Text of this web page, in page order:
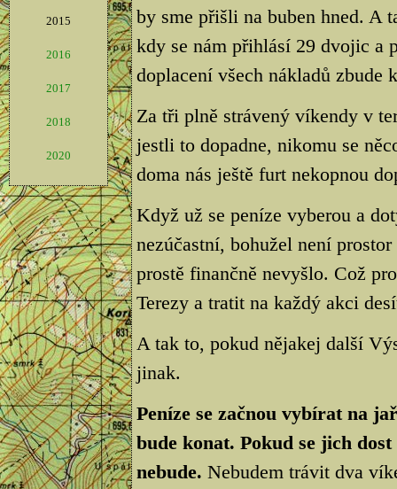
2015
2016
2017
2018
2020
by sme přišli na buben hned. A
kdy se nám přihlásí 29 dvojic a
doplacení všech nákladů zbude
Za tři plně strávený víkendy v
jestli to dopadne, nikomu se
doma nás ještě furt nekopnou
Když už se peníze vyberou a
nezúčastní, bohužel není
prostě finančně nevyšlo. Což
Terezy a tratit na každý akci
A tak to, pokud nějakej další
jinak.
Peníze se začnou vybírat na
bude konat. Pokud se jich
nebude. Nebudem trávit dva